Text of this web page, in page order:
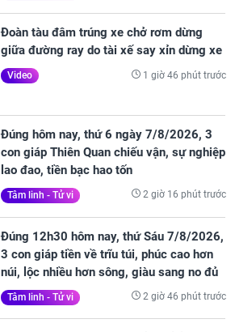
Đoàn tàu đâm trúng xe chở rơm dừng
giữa đường ray do tài xế say xỉn dừng xe
Video 1 giờ 46 phút trước
Đúng hôm nay, thứ 6 ngày 7/8/2026, 3
con giáp Thiên Quan chiếu vận, sự nghiệp
lao đao, tiền bạc hao tốn
Tâm linh - Tử vi 2 giờ 16 phút trước
Đúng 12h30 hôm nay, thứ Sáu 7/8/2026,
3 con giáp tiền về trĩu túi, phúc cao hơn
núi, lộc nhiều hơn sông, giàu sang no đủ
Tâm linh - Tử vi 2 giờ 46 phút trước